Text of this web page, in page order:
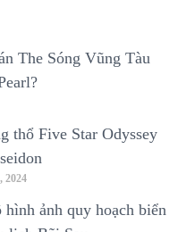
The Sóng Vũng Tàu
thổ Five Star Odyssey
2024
ảnh quy hoạch biển